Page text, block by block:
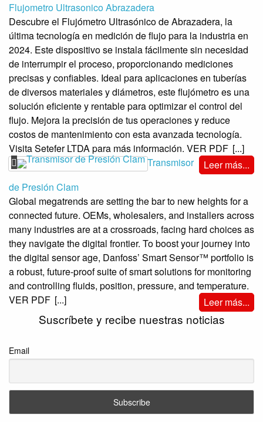
Flujometro Ultrasonico Abrazadera
Descubre el Flujómetro Ultrasónico de Abrazadera, la
última tecnología en medición de flujo para la industria en
2024. Este dispositivo se instala fácilmente sin necesidad
de interrumpir el proceso, proporcionando mediciones
precisas y confiables. Ideal para aplicaciones en tuberías
de diversos materiales y diámetros, este flujómetro es una
solución eficiente y rentable para optimizar el control del
flujo. Mejora la precisión de tus operaciones y reduce
costos de mantenimiento con esta avanzada tecnología.
Visita Setefer LTDA para más información. VER PDF [...]
Leer más...
Transmisor
de Presión Clam
Global megatrends are setting the bar to new heights for a
connected future. OEMs, wholesalers, and installers across
many industries are at a crossroads, facing hard choices as
they navigate the digital frontier. To boost your journey into
the digital sensor age, Danfoss’ Smart Sensor™ portfolio is
a robust, future-proof suite of smart solutions for monitoring
and controlling fluids, position, pressure, and temperature.
VER PDF [...] Leer más...
Suscríbete y recibe nuestras noticias
Email